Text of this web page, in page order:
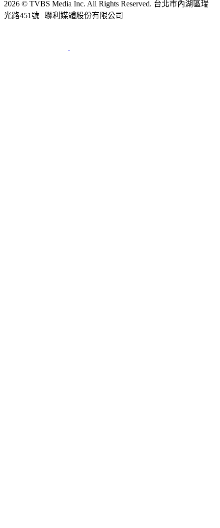
2026 © TVBS Media Inc. All Rights Reserved. 台北市內湖區瑞
光路451號 | 聯利媒體股份有限公司